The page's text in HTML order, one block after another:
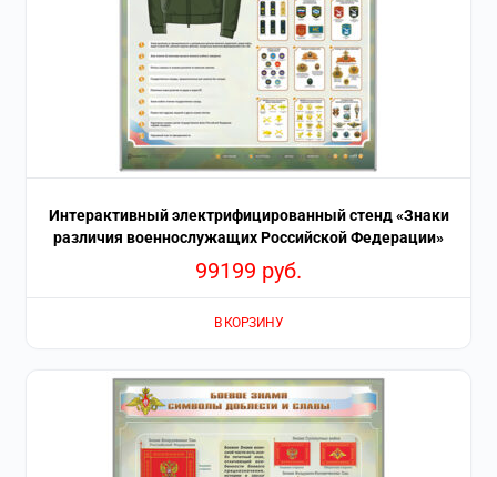
Интерактивный электрифицированный стенд «Знаки
различия военнослужащих Российской Федерации»
99199 руб.
В КОРЗИНУ